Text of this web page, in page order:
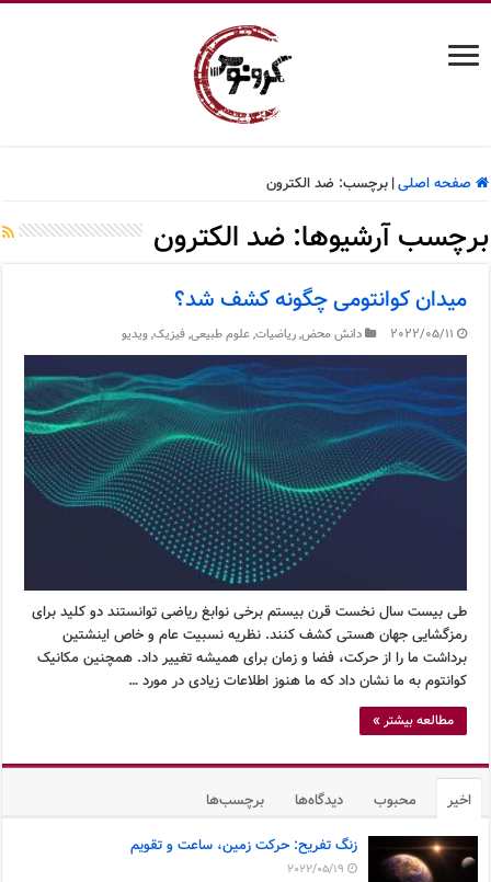
صفحه اصلی| برچسب: ضد الکترون
برچسب آرشیوها:ضد الکترون
میدان کوانتومی چگونه کشف شد؟
2022/05/11 دانش محض,ریاضیات,علوم طبیعی,فیزیک,ویدیو
طی بیست سال نخست قرن بیستم برخی نوابغ ریاضی توانستند دو کلید برای
رمزگشایی جهان هستی کشف کنند. نظریه نسبیت عام و خاص اینشتین
برداشت ما را از حرکت، فضا و زمان برای همیشه تغییر داد. همچنین مکانیک
کوانتوم به ما نشان داد که ما هنوز اطلاعات زیادی در مورد …
مطالعه بیشتر »
اخیر محبوب دیدگاه‌ها برچسب‌ها
زنگ تفریح: حرکت زمین، ساعت و تقویم
2022/05/19